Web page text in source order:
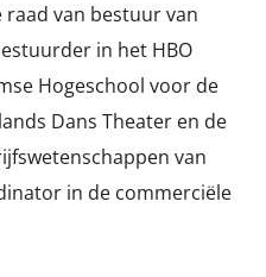
van bestuur van
in het HBO
Hogeschool voor de
Dans Theater en de
van
in de commerciële